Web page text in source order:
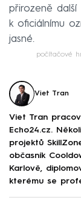
přirozeně
k oficiálnímu
jasné.
počítačové
Viet Tran
Viet Tran
Echo24.cz.
projektů
občasník
Karlově,
kterému se